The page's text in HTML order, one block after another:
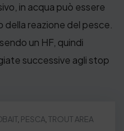
in acqua può essere
della reazione del pesce.
un HF, quindi
successive agli stop
, PESCA, TROUT AREA